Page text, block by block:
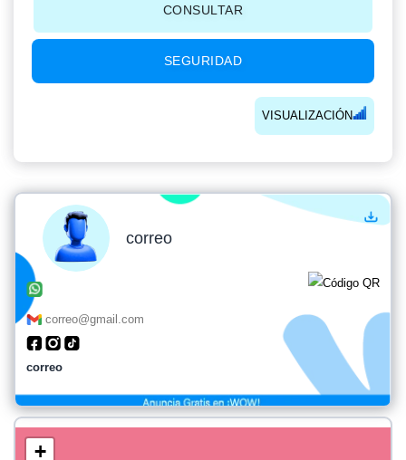
CONSULTAR
SEGURIDAD
VISUALIZACIÓN
correo
correo@gmail.com
correo
+